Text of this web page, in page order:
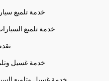
خدمة تلميع
خدمة تلميع
خدمة غسيل